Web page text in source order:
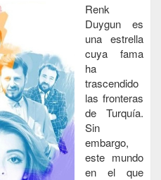
Renk
Duygun es
una estrella
cuya fama
ha
trascendido
las fronteras
de Turquía.
Sin
embargo,
este mundo
en el que